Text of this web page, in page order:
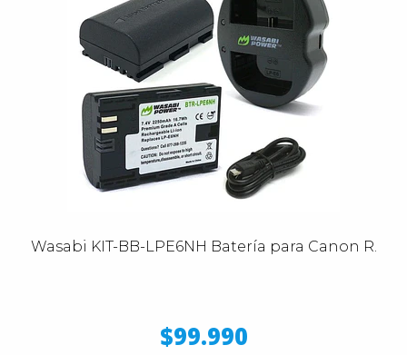
Wasabi KIT-BB-LPE6NH Batería para Canon R.
$99.990